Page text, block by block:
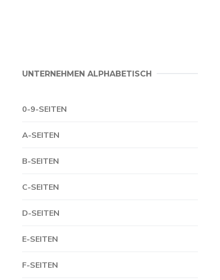
UNTERNEHMEN ALPHABETISCH
0-9-SEITEN
A-SEITEN
B-SEITEN
C-SEITEN
D-SEITEN
E-SEITEN
F-SEITEN